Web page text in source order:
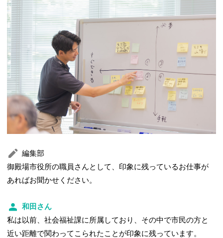
編集部
御殿場市役所の職員さんとして、印象に残っているお仕事が
あればお聞かせください。
和田さん
私は以前、社会福祉課に所属しており、その中で市民の方と
近い距離で関わってこられたことが印象に残っています。